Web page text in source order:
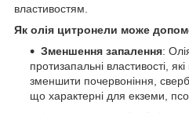
властивостям.
Як олія цитронели може
Зменшення запалення:
протизапальні властивості,
зменшити почервоніння,
що характерні для екземи,